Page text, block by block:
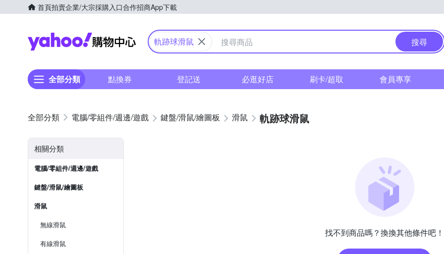
首頁拍賣企業/大宗採購入口合作招商App下載
Yahoo購物中心
軌跡球滑鼠 搜尋
全部分類 點換券 登記送 必逛好店 刷卡/超取 會員專享
電腦/零組件/週邊/遊戲 鍵盤/滑鼠/繪圖板 滑鼠 軌跡球滑鼠
相關分類
電腦/零組件/週邊/遊戲
鍵盤/滑鼠/繪圖板
滑鼠
無線滑鼠
有線滑鼠
找不到商品嗎？換換其他條件吧！